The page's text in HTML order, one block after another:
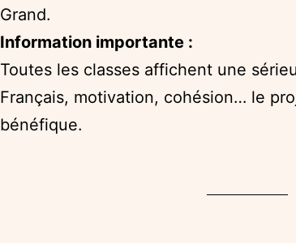
Grand.
Information importante :
Toutes les classes affichent une
Français, motivation, cohésion… le
bénéfique.